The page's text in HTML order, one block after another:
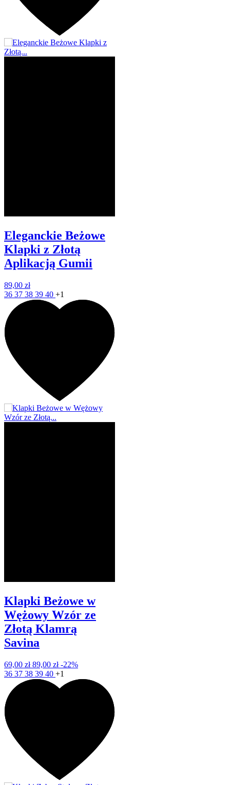
Eleganckie Beżowe
Klapki z Złotą
Aplikacją Gumii
89,00 zł
36 37 38 39 40 +1
Klapki Beżowe w
Wężowy Wzór ze
Złotą Klamrą
Savina
69,00 zł 89,00 zł -22%
36 37 38 39 40 +1